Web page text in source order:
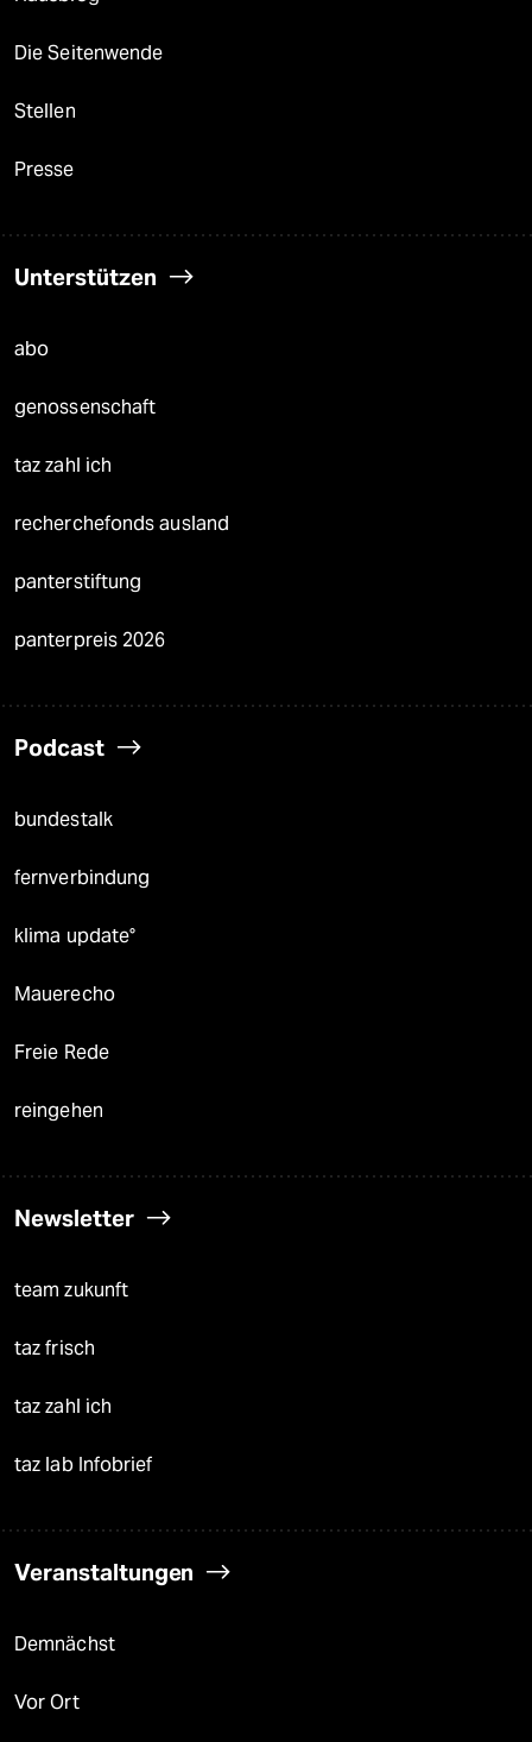
Die Seitenwende
Stellen
Presse
Unterstützen
abo
genossenschaft
taz zahl ich
recherchefonds ausland
panterstiftung
panterpreis 2026
Podcast
bundestalk
fernverbindung
klima update°
Mauerecho
Freie Rede
reingehen
Newsletter
team zukunft
taz frisch
taz zahl ich
taz lab Infobrief
Veranstaltungen
Demnächst
Vor Ort